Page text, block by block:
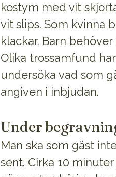
kostym med vit
vit slips. Som kvinna
klackar. Barn
Olika trossamfund
undersöka vad som
angiven i inbjudan.
Under
Man ska som gäst
sent. Cirka 10